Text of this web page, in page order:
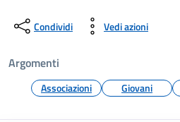
Condividi Vedi azioni
Argomenti
Associazioni Giovani